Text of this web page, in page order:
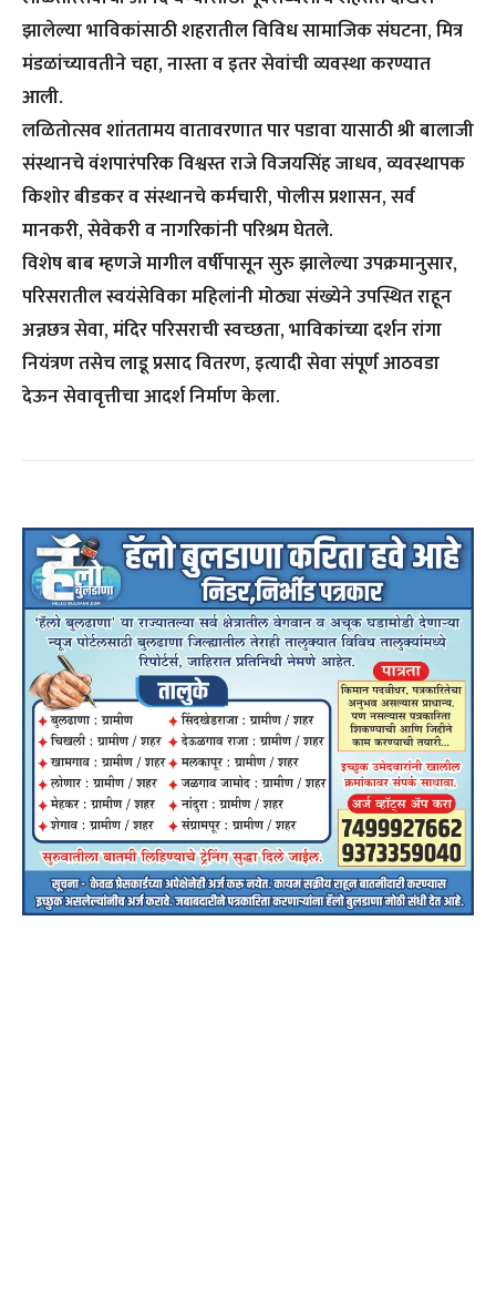
झालेल्या भाविकांसाठी शहरातील विविध सामाजिक संघटना, मित्र
मंडळांच्यावतीने चहा, नास्ता व इतर सेवांची व्यवस्था करण्यात
आली.
लळितोत्सव शांततामय वातावरणात पार पडावा यासाठी श्री बालाजी
संस्थानचे वंशपारंपरिक विश्वस्त राजे विजयसिंह जाधव, व्यवस्थापक
किशोर बीडकर व संस्थानचे कर्मचारी, पोलीस प्रशासन, सर्व
मानकरी, सेवेकरी व नागरिकांनी परिश्रम घेतले.
विशेष बाब म्हणजे मागील वर्षीपासून सुरु झालेल्या उपक्रमानुसार,
परिसरातील स्वयंसेविका महिलांनी मोठ्या संख्येने उपस्थित राहून
अन्नछत्र सेवा, मंदिर परिसराची स्वच्छता, भाविकांच्या दर्शन रांगा
नियंत्रण तसेच लाडू प्रसाद वितरण, इत्यादी सेवा संपूर्ण आठवडा
देऊन सेवावृत्तीचा आदर्श निर्माण केला.